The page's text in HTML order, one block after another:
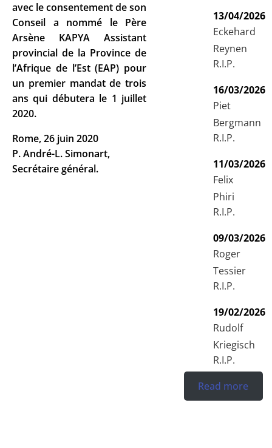
avec le consentement de son
Conseil a nommé le Père
Arsène KAPYA Assistant
provincial de la Province de
l’Afrique de l’Est (EAP) pour
un premier mandat de trois
ans qui débutera le 1 juillet
2020.
Rome, 26 juin 2020
P. André-L. Simonart,
Secrétaire général.
13/04/2026
Eckehard
Reynen
R.I.P.
16/03/2026
Piet
Bergmann
R.I.P.
11/03/2026
Felix
Phiri
R.I.P.
09/03/2026
Roger
Tessier
R.I.P.
19/02/2026
Rudolf
Kriegisch
R.I.P.
Read more